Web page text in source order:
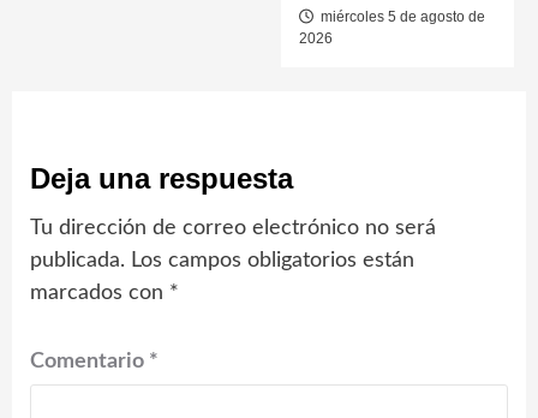
miércoles 5 de agosto de
2026
Deja una respuesta
Tu dirección de correo electrónico no será
publicada. Los campos obligatorios están
marcados con *
Comentario *